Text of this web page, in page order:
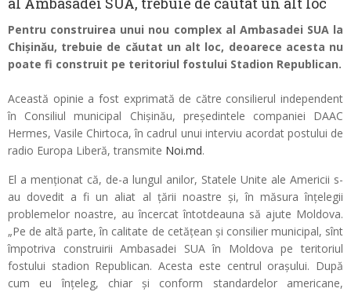
Pentru construirea unui nou complex al Ambasadei SUA la
Chișinău, trebuie de căutat un alt loc, deoarece acesta nu
poate fi construit pe teritoriul fostului Stadion Republican.
Această opinie a fost exprimată de către consilierul independent
în Consiliul municipal Chișinău, președintele companiei DAAC
Hermes, Vasile Chirtoca, în cadrul unui interviu acordat postului de
radio Europa Liberă, transmite Noi.md.
El a menționat că, de-a lungul anilor, Statele Unite ale Americii s-
au dovedit a fi un aliat al țării noastre și, în măsura înțelegii
problemelor noastre, au încercat întotdeauna să ajute Moldova.
„Pe de altă parte, în calitate de cetățean și consilier municipal, sînt
împotriva construirii Ambasadei SUA în Moldova pe teritoriul
fostului stadion Republican. Acesta este centrul orașului. După
cum eu înțeleg, chiar și conform standardelor americane,